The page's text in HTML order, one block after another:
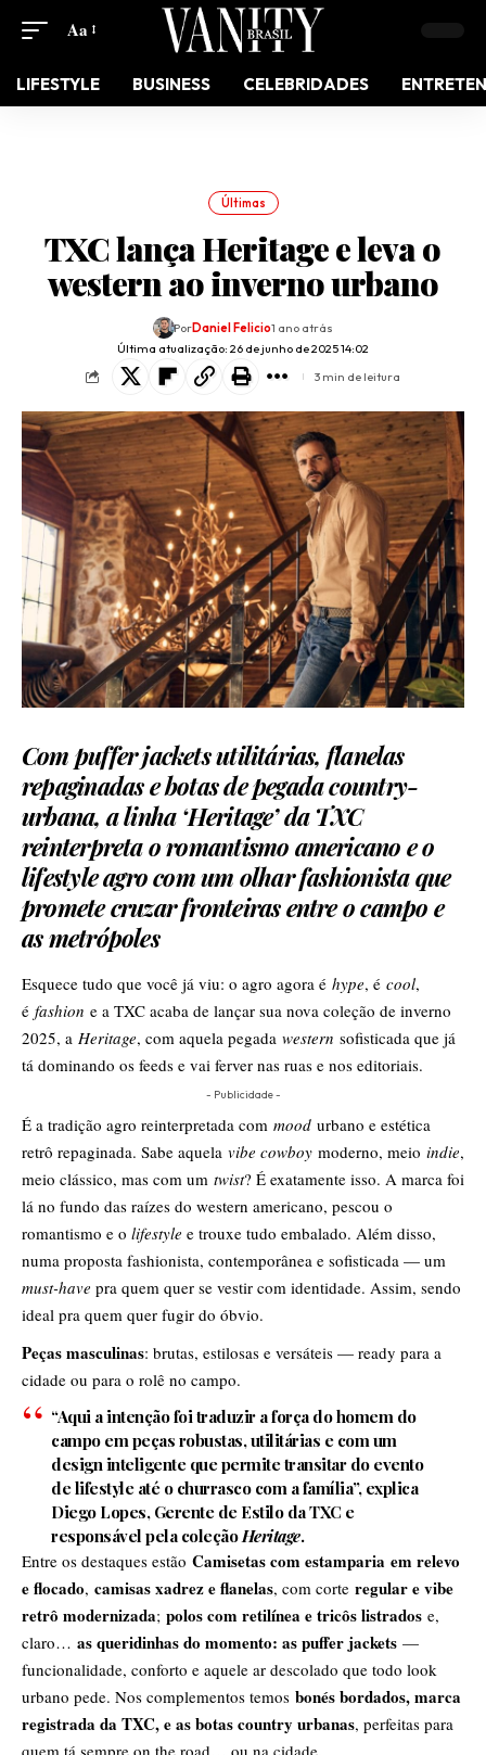
Aa
LIFESTYLE BUSINESS CELEBRIDADES
Últimas
TXC lança Heritage e leva o
western ao inverno urbano
Última atualização: 26 de junho de 2025 14:02
PorDaniel Felicio1 ano atrás
3 min de leitura
Com puffer jackets utilitárias, flanelas
repaginadas e botas de pegada country-
urbana, a linha ‘Heritage’ da TXC
reinterpreta o romantismo americano e o
lifestyle agro com um olhar fashionista que
promete cruzar fronteiras entre o campo e
as metrópoles
Esquece tudo que você já viu: o agro agora é hype, é cool,
é fashion e a TXC acaba de lançar sua nova coleção de inverno
2025, a Heritage, com aquela pegada western sofisticada que já
tá dominando os feeds e vai ferver nas ruas e nos editoriais.
- Publicidade -
É a tradição agro reinterpretada com mood urbano e estética
retrô repaginada. Sabe aquela vibe cowboy moderno, meio indie,
meio clássico, mas com um twist? É exatamente isso. A marca foi
lá no fundo das raízes do western americano, pescou o
romantismo e o lifestyle e trouxe tudo embalado. Além disso,
numa proposta fashionista, contemporânea e sofisticada — um
must-have pra quem quer se vestir com identidade. Assim, sendo
ideal pra quem quer fugir do óbvio.
Peças masculinas: brutas, estilosas e versáteis — ready para a
cidade ou para o rolê no campo.
“Aqui a intenção foi traduzir a força do homem do
campo em peças robustas, utilitárias e com um
design inteligente que permite transitar do evento
de lifestyle até o churrasco com a família”, explica
Diego Lopes, Gerente de Estilo da TXC e
responsável pela coleção Heritage.
Entre os destaques estão Camisetas com estamparia em relevo
e flocado, camisas xadrez e flanelas, com corte regular e vibe
retrô modernizada; polos com retilínea e tricôs listrados e,
claro… as queridinhas do momento: as puffer jackets —
funcionalidade, conforto e aquele ar descolado que todo look
urbano pede. Nos complementos temos bonés bordados, marca
registrada da TXC, e as botas country urbanas, perfeitas para
quem tá sempre on the road… ou na cidade.